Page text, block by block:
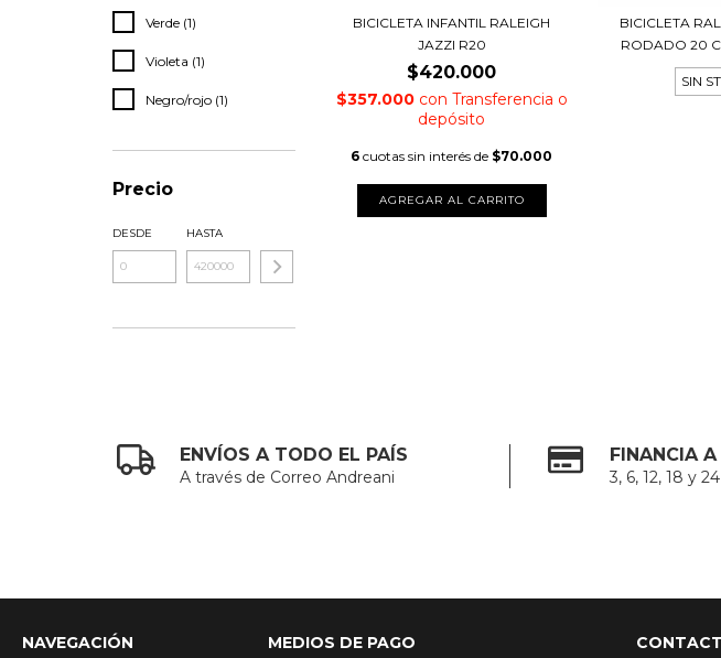
Verde (1)
Violeta (1)
Negro/rojo (1)
Precio
DESDE HASTA
BICICLETA INFANTIL RALEIGH
JAZZI R20
$420.000
$357.000 con Transferencia o
depósito
6 cuotas sin interés de $70.000
AGREGAR AL CARRITO
BICICLETA
RODADO 20
SIN
ENVÍOS A TODO EL PAÍS
A través de Correo Andreani
FINANCIA
3, 6, 12, 18 y
NAVEGACIÓN
MEDIOS DE PAGO